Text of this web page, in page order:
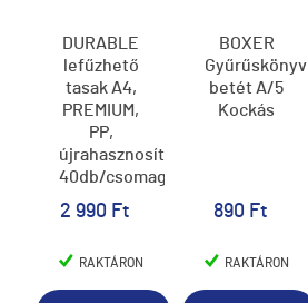
DURABLE
lefűzhető
tasak A4,
PREMIUM,
PP,
újrahasznosított,
40db/csomag
2 990 Ft
RAKTÁRON
BOXER
Gyűrűskönyv
betét A/5
Kockás
890 Ft
RAKTÁRON